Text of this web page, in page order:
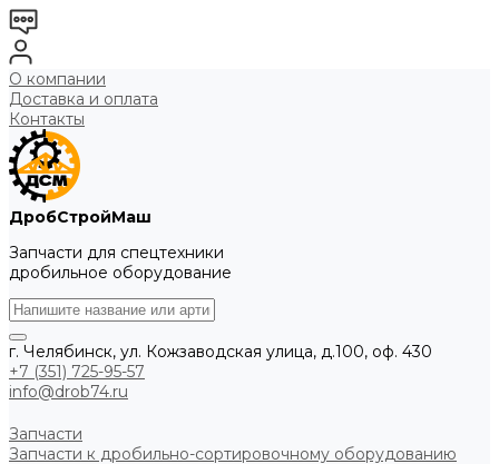
О компании
Доставка и оплата
Контакты
ДробСтройМаш
Запчасти для спецтехники
дробильное оборудование
г. Челябинск, ул. Кожзаводская улица, д.100, оф. 430
+7 (351) 725-95-57
info@drob74.ru
Запчасти
Запчасти к дробильно-сортировочному оборудованию